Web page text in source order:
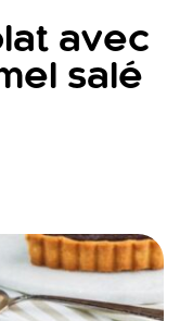
avec
salé